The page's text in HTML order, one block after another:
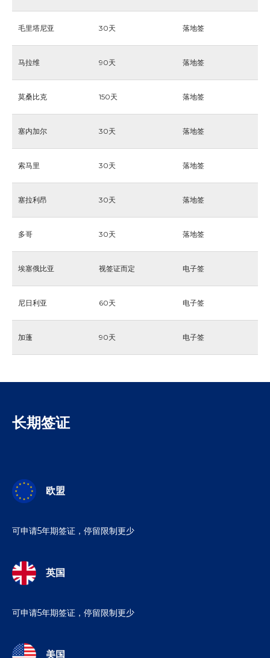
毛里塔尼亚 30天 落地签
马拉维 90天 落地签
莫桑比克 150天 落地签
塞内加尔 30天 落地签
索马里 30天 落地签
塞拉利昂 30天 落地签
多哥 30天 落地签
埃塞俄比亚 视签证而定 电子签
尼日利亚 60天 电子签
加蓬 90天 电子签
长期签证
欧盟
可申请5年期签证，停留限制更少
英国
可申请5年期签证，停留限制更少
美国